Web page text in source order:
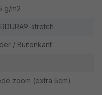
g/m2
stretch
/ Buitenkant
zoom (extra 5cm)